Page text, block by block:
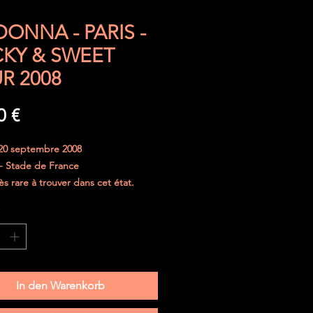
- PARIS -
& SWEET
2008
€Preis
septembre 2008
Stade de France
rare à trouver dans cet état.
dans une enveloppe
et le ticket sera placé entre deux
de carton épais.
In den Warenkorb